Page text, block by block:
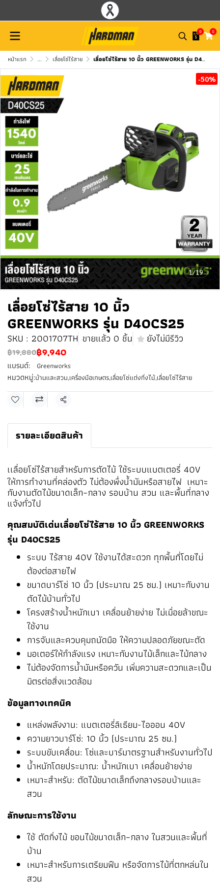
0 0
หน้าแรก ... เลื่อยโซ่ไร้สาย เลื่อยโซ่ไร้สาย 10 นิ้ว GREENWORKS รุ่น D40CS25
1/19
-50%
เลื่อยโซ่ไร้สาย 10 นิ้ว
GREENWORKS รุ่น D40CS25
SKU : 2001707TH ขายแล้ว 0 ชิ้น ยังไม่มีรีวิว
฿19,880฿9,940
แบรนด์: Greenworks
หมวดหมู่:บ้านและสวน,เครื่องมือเกษตร,เลื่อยโซ่แต่งกิ่งไม้,เลื่อยโซ่ไร้สาย
แชร์
รายละเอียดสินค้า
เเลื่อยโซ่ไร้สายสำหรับการตัดไม้ ใช้ระบบแบตเตอรี่ 40V
ให้การทำงานที่คล่องตัว ไม่ต้องพึ่งน้ำมันหรือสายไฟ เหมาะ
กับงานตัดไม้ขนาดเล็ก–กลาง รอบบ้าน สวน และพื้นที่กลาง
แจ้งทั่วไป
คุณสมบัติเด่นเลื่อยโซ่ไร้สาย 10 นิ้ว GREENWORKS
รุ่น D40CS25
ระบบ ไร้สาย 40V ใช้งานได้สะดวก ทุกพื้นที่โดยไม่
ต้องต่อสายไฟ
ขนาดบาร์โซ่ 10 นิ้ว (ประมาณ 25 ซม.) เหมาะกับงาน
ตัดไม้บ้านทั่วไป
โครงสร้างน้ำหนักเบา เคลื่อนย้ายง่าย ไม่เมื่อยล้าขณะ
ใช้งาน
การจับและควบคุมถนัดมือ ให้ความปลอดภัยขณะตัด
มอเตอร์ให้กำลังแรง เหมาะกับงานไม้เล็กและไม้กลาง
ไม่ต้องจัดการน้ำมันหรือควัน เพิ่มความสะดวกและเป็น
มิตรต่อสิ่งแวดล้อม
ข้อมูลทางเทคนิค
แหล่งพลังงาน: แบตเตอรี่ลิเธียม-ไอออน 40V
ความยาวบาร์โซ่: 10 นิ้ว (ประมาณ 25 ซม.)
ระบบขับเคลื่อน: โซ่และบาร์มาตรฐานสำหรับงานทั่วไป
น้ำหนักโดยประมาณ: น้ำหนักเบา เคลื่อนย้ายง่าย
เหมาะสำหรับ: ตัดไม้ขนาดเล็กถึงกลางรอบบ้านและ
สวน
ลักษณะการใช้งาน
ใช้ ตัดกิ่งไม้ ขอนไม้ขนาดเล็ก–กลาง ในสวนและพื้นที่
บ้าน
เหมาะสำหรับการเตรียมฟืน หรือจัดการไม้ที่ตกหล่นใน
สวน